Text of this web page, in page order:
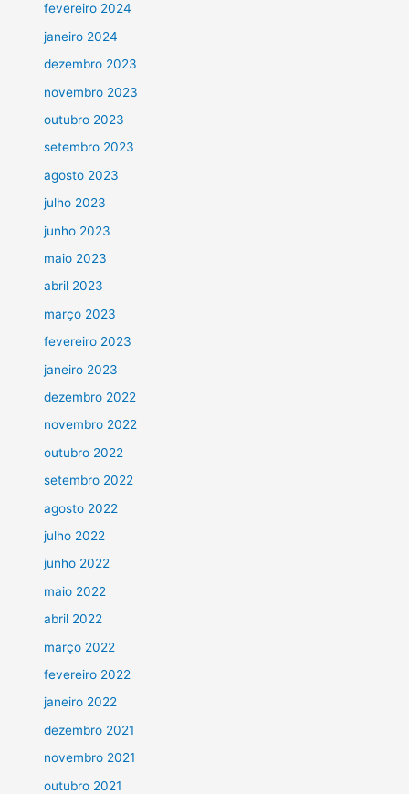
fevereiro 2024
janeiro 2024
dezembro 2023
novembro 2023
outubro 2023
setembro 2023
agosto 2023
julho 2023
junho 2023
maio 2023
abril 2023
março 2023
fevereiro 2023
janeiro 2023
dezembro 2022
novembro 2022
outubro 2022
setembro 2022
agosto 2022
julho 2022
junho 2022
maio 2022
abril 2022
março 2022
fevereiro 2022
janeiro 2022
dezembro 2021
novembro 2021
outubro 2021